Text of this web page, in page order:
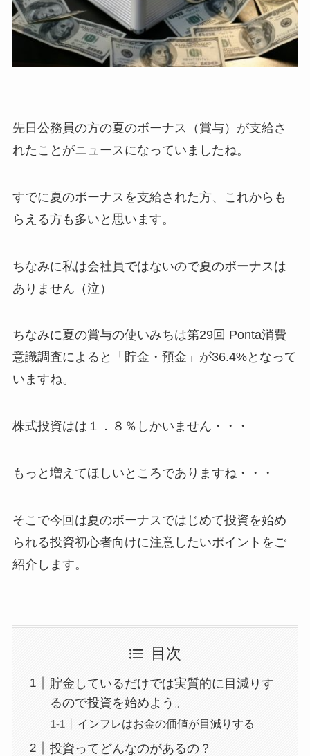
先日公務員の方の夏のボーナス（賞与）が支給さ
れたことがニュースになっていましたね。
すでに夏のボーナスを支給された方、これからも
らえる方も多いと思います。
ちなみに私は会社員ではないので夏のボーナスは
ありません（泣）
ちなみに夏の賞与の使いみちは第29回 Ponta消費
意識調査によると「貯金・預金」が36.4%となって
いますね。
株式投資はは１．８％しかいません・・・
もっと増えてほしいところでありますね・・・
そこで今回は夏のボーナスではじめて投資を始め
られる投資初心者向けに注意したいポイントをご
紹介します。
目次
貯金しているだけでは実質的に目減りす
るので投資を始めよう。
インフレはお金の価値が目減りする
投資ってどんなのがあるの？